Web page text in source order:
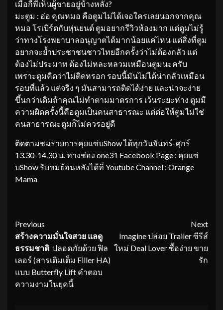
เมื่อกี้พี่เห็นผู้ชายอยู่ข้างหลัง?
มะตูม : อ่อ คุณหมอ คือตูมไม่ได้เจอใครเลยนอกจากคุณ
หมอ โรเบิร์ตกับหุ่นยนต์ ตูมอยากรีวิวห้องมาก แต่ตูมไม่รู้
ว่าทางโรงพยาบาลอนุญาตได้มากน้อยแค่ไหน แต่สิ่งที่ตูม
อยากจะย้ำประชาชนชาวไทยอีกครั้งว่าไม่ต้องกลัว แต่
ต้องไม่ประมาท ต้องไม่หละหลวมเหมือนตูมนะครับ
เพราะตูมคิดว่าไม่ติดหรอก รอบนี้มันไม่ได้น่ากลัวเหมือน
รอบที่แล้ว แต่จริง ๆ มันสามารถติดได้ง่าย และน่าจะง่าย
ขึ้นกว่าเดิมถ้าคุณไม่ทำตามมาตรการ เว้นระยะห่าง ตูมมี
ความผิดครั้งนี้คือตูมเป็นคนสาธารณะ แต่ต่อให้ตูมไม่ใช่
คนสาธารณะตูมก็ไม่ควรอยู่ดี
ติดตามชมรายการคุยแซ่บShow ได้ทุกวันจันทร์-ศุกร์
13.30-14.30 น. ทางช่อง one31 Facebook Page : คุยแซ่
บShow รับชมย้อนหลังได้ที่ Youtube Channel : Orange
Mama
Continue
Reading
Previous
สร้างความมั่นใจสวย แลดู
ธรรมชาติ ปลอดภัยด้วย ฟิล
เลอร์ (สารเติมเต็ม Filler HA)
แบบ Butterfly Lift คำตอบ
ความงามในยุคนี้
Next
Imagine ปล่อย Trailer ซีรีส์
ใหม่ Deal Lover ซื้อง่าย ขาย
รัก